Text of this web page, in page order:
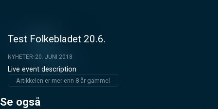
Test Folkebladet 20.6.
NYHETER 20. JUNI 2018
Live event description
Artikkelen er mer enn 8 år gammel
Se også